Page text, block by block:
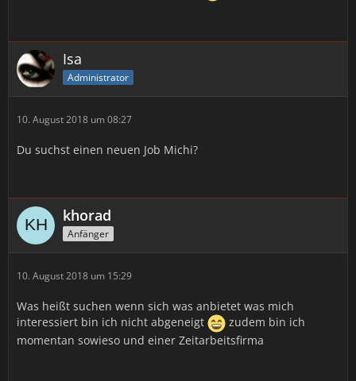
Isa
Administrator
10. August 2018 um 08:27
Du suchst einen neuen Job Michi?
khorad
Anfänger
10. August 2018 um 15:29
Was heißt suchen wenn sich was anbietet was mich
interessiert bin ich nicht abgeneigt
zudem bin ich
momentan sowieso und einer Zeitarbeitsfirma